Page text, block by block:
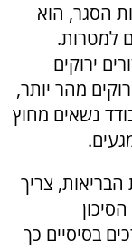
הסגר, הוא
למטרות.
ירוקים
מהר יותר,
נשאים מחוץ
צריך
בסיסיים כך